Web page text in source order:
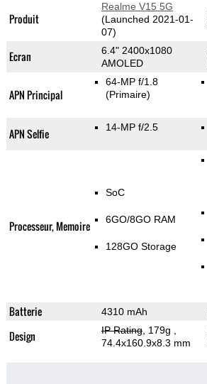
Produit
Realme V15 5G
(Launched 2021-01-
07)
Ecran
6.4" 2400x1080
AMOLED
APN Principal
64-MP f/1.8
(Primaire)
APN Selfie 14-MP f/2.5
Processeur, Memoire
SoC
6GO/8GO RAM
128GO Storage
Batterie 4310 mAh
Design IP Rating, 179g
74.4x160.9x8.3 mm